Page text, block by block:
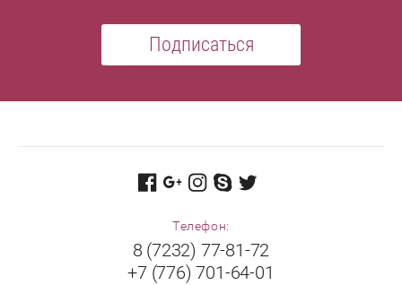
Подписаться
Телефон:
8 (7232) 77-81-72
+7 (776) 701-64-01